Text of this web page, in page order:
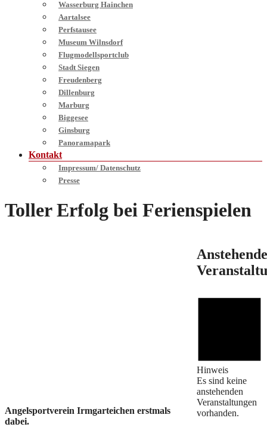
Wasserburg Hainchen
Aartalsee
Perfstausee
Museum Wilnsdorf
Flugmodellsportclub
Stadt Siegen
Freudenberg
Dillenburg
Marburg
Biggesee
Ginsburg
Panoramapark
Kontakt
Impressum/ Datenschutz
Presse
Toller Erfolg bei Ferienspielen
Angelsportverein Irmgarteichen erstmals
dabei.
Anstehende
Hinweis
Es sind keine
anstehenden
Veranstaltungen
vorhanden.